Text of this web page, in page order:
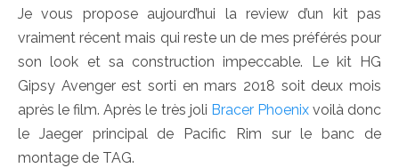
Je vous propose aujourd’hui la review d’un kit pas
vraiment récent mais qui reste un de mes préférés pour
son look et sa construction impeccable. Le kit HG
Gipsy Avenger est sorti en mars 2018 soit deux mois
après le film. Après le très joli Bracer Phoenixvoilà donc
le Jaeger principal de Pacific Rim sur le banc de
montage de TAG.